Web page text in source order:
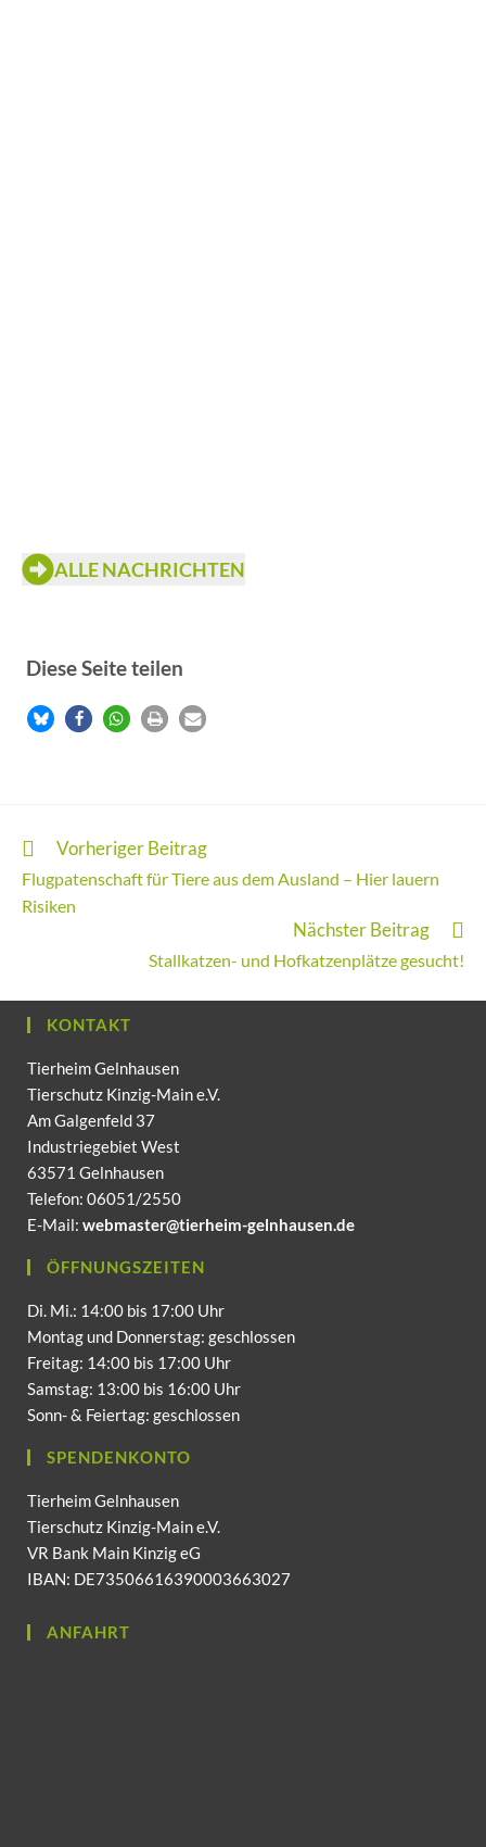
ALLE NACHRICHTEN
Diese Seite teilen
Vorheriger Beitrag
Flugpatenschaft für Tiere aus dem Ausland – Hier lauern
Risiken
Nächster Beitrag
Stallkatzen- und Hofkatzenplätze gesucht!
KONTAKT
Tierheim Gelnhausen
Tierschutz Kinzig-Main e.V.
Am Galgenfeld 37
Industriegebiet West
63571 Gelnhausen
Telefon: 06051/2550
E-Mail: webmaster@tierheim-gelnhausen.de
ÖFFNUNGSZEITEN
Di. Mi.: 14:00 bis 17:00 Uhr
Montag und Donnerstag: geschlossen
Freitag: 14:00 bis 17:00 Uhr
Samstag: 13:00 bis 16:00 Uhr
Sonn- & Feiertag: geschlossen
SPENDENKONTO
Tierheim Gelnhausen
Tierschutz Kinzig-Main e.V.
VR Bank Main Kinzig eG
IBAN: DE73506616390003663027
ANFAHRT